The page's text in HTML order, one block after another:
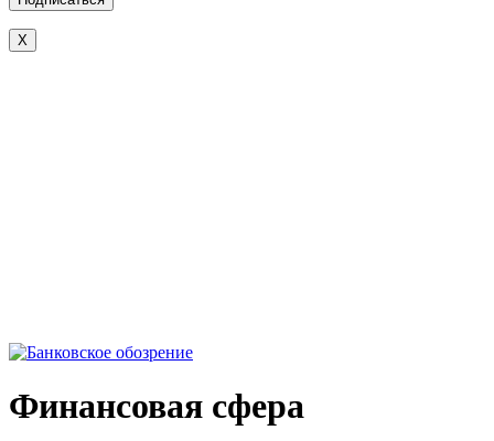
X
Финансовая сфера